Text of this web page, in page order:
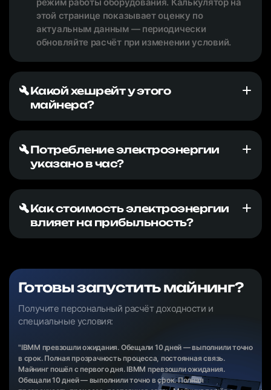
этой странице показывает оценку по
актуальным данным — периодически
обновляйте расчёт при изменении условий.
Какой хешрейт у этого
майнера?
Потребление электроэнергии
указано в час?
Как стоимость электроэнергии
влияет на прибыльность?
Готовы запустить майнинг?
Получите персональный расчёт доходности и
специальные условия:
"IBMM превзошли ожидания. Обещали 10 дней — выполнили точно
в срок. Полная прозрачность процесса, постоянная связь.
Майнинг пошёл с первого дня. IBMM превзошли ожидания.
Обещали 10 дней — выполнили точно в срок. Полная